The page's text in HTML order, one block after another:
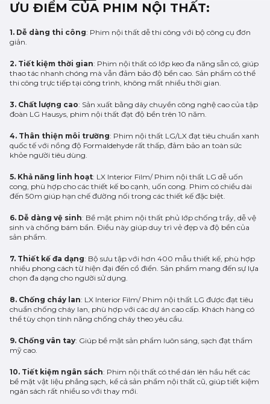
ƯU ĐIỂM CỦA PHIM NỘI THẤT:
1. Dễ dàng thi công: Phim nội thất dễ thi công với bộ công cụ đơn
giản.
2. Tiết kiệm thời gian: Phim nội thất có lớp keo đa năng sẵn có, giúp
thao tác nhanh chóng mà vẫn đảm bảo độ bền cao. Sản phẩm có thể
thi công trực tiếp tại công trình, không mất nhiều thời gian.
3. Chất lượng cao: Sản xuất bằng dây chuyền công nghệ cao của tập
đoàn LG Hausys, phim nội thất đạt độ bền trên 10 năm.
4. Thân thiện môi trường: Phim nội thất LG/LX đạt tiêu chuẩn xanh
quốc tế với nồng độ Formaldehyde rất thấp, đảm bảo an toàn sức
khỏe người tiêu dùng.
5. Khả năng linh hoạt: LX Interior Film/ Phim nội thất LG dễ uốn
cong, phù hợp cho các thiết kế bo cạnh, uốn cong. Phim có chiều dài
đến 50m giúp hạn chế đường nối trong các thiết kế đặc biệt.
6. Dễ dàng vệ sinh: Bề mặt phim nội thất phủ lớp chống trầy, dễ vệ
sinh và chống bám bẩn. Điều này giúp duy trì vẻ đẹp và độ bền của
sản phẩm.
7. Thiết kế đa dạng: Bộ sưu tập với hơn 400 mẫu thiết kế, phù hợp
nhiều phong cách từ hiện đại đến cổ điển. Sản phẩm mang đến sự lựa
chọn đa dạng cho người sử dụng.
8. Chống cháy lan: LX Interior Film/ Phim nội thất LG được đạt tiêu
chuẩn chống cháy lan, phù hợp với các dự án cao cấp. Khách hàng có
thể tùy chọn tính năng chống cháy theo yêu cầu.
9. Chống vân tay: Giúp bề mặt sản phẩm luôn sáng, sạch đạt thẩm
mỹ cao.
10. Tiết kiệm ngân sách: Phim nội thất có thể dán lên hầu hết các
bề mặt vật liệu phẳng sạch, kể cả sản phẩm nội thất cũ, giúp tiết kiệm
ngân sách rất nhiều so với thay mới.